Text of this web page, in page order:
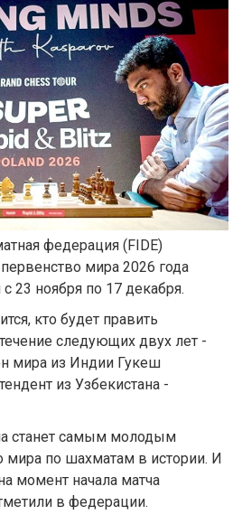
федерация (FIDE)
мира 2026 года
23 ноября по 17 декабря.
кто будет править
следующих двух лет -
мира из Индии Гукеш
из Узбекистана -
станет самым молодым
мира по шахматам в истории. И
момент начала матча
в федерации.